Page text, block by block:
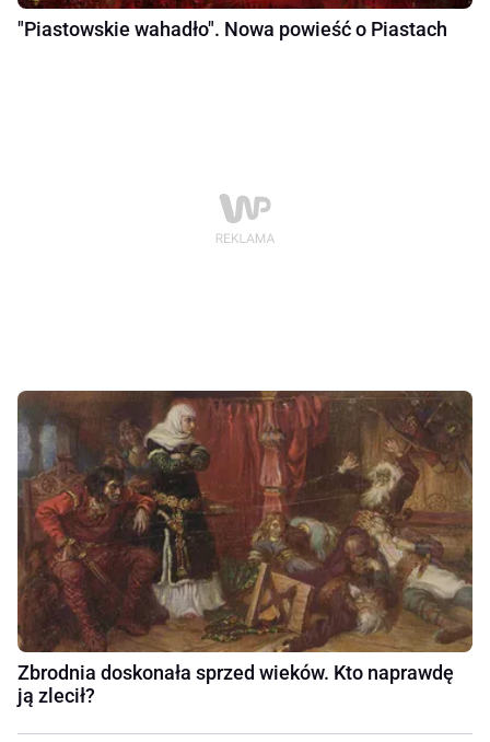
"Piastowskie wahadło". Nowa powieść o Piastach
Zbrodnia doskonała sprzed wieków. Kto naprawdę
ją zlecił?